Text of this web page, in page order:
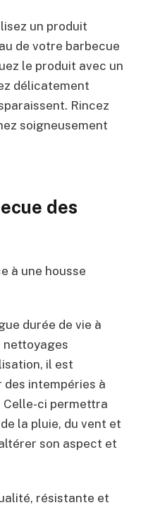
un produit
de votre barbecue
le produit avec un
délicatement
Rincez
soigneusement
des
à une housse
durée de vie à
nettoyages
il est
intempéries à
Celle-ci permettra
la pluie, du vent et
son aspect et
résistante et